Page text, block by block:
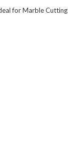
for Marble Cutting